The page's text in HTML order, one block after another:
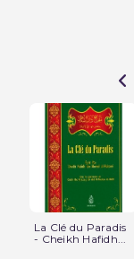
La Clé du Paradis
- Cheikh Hafidh...